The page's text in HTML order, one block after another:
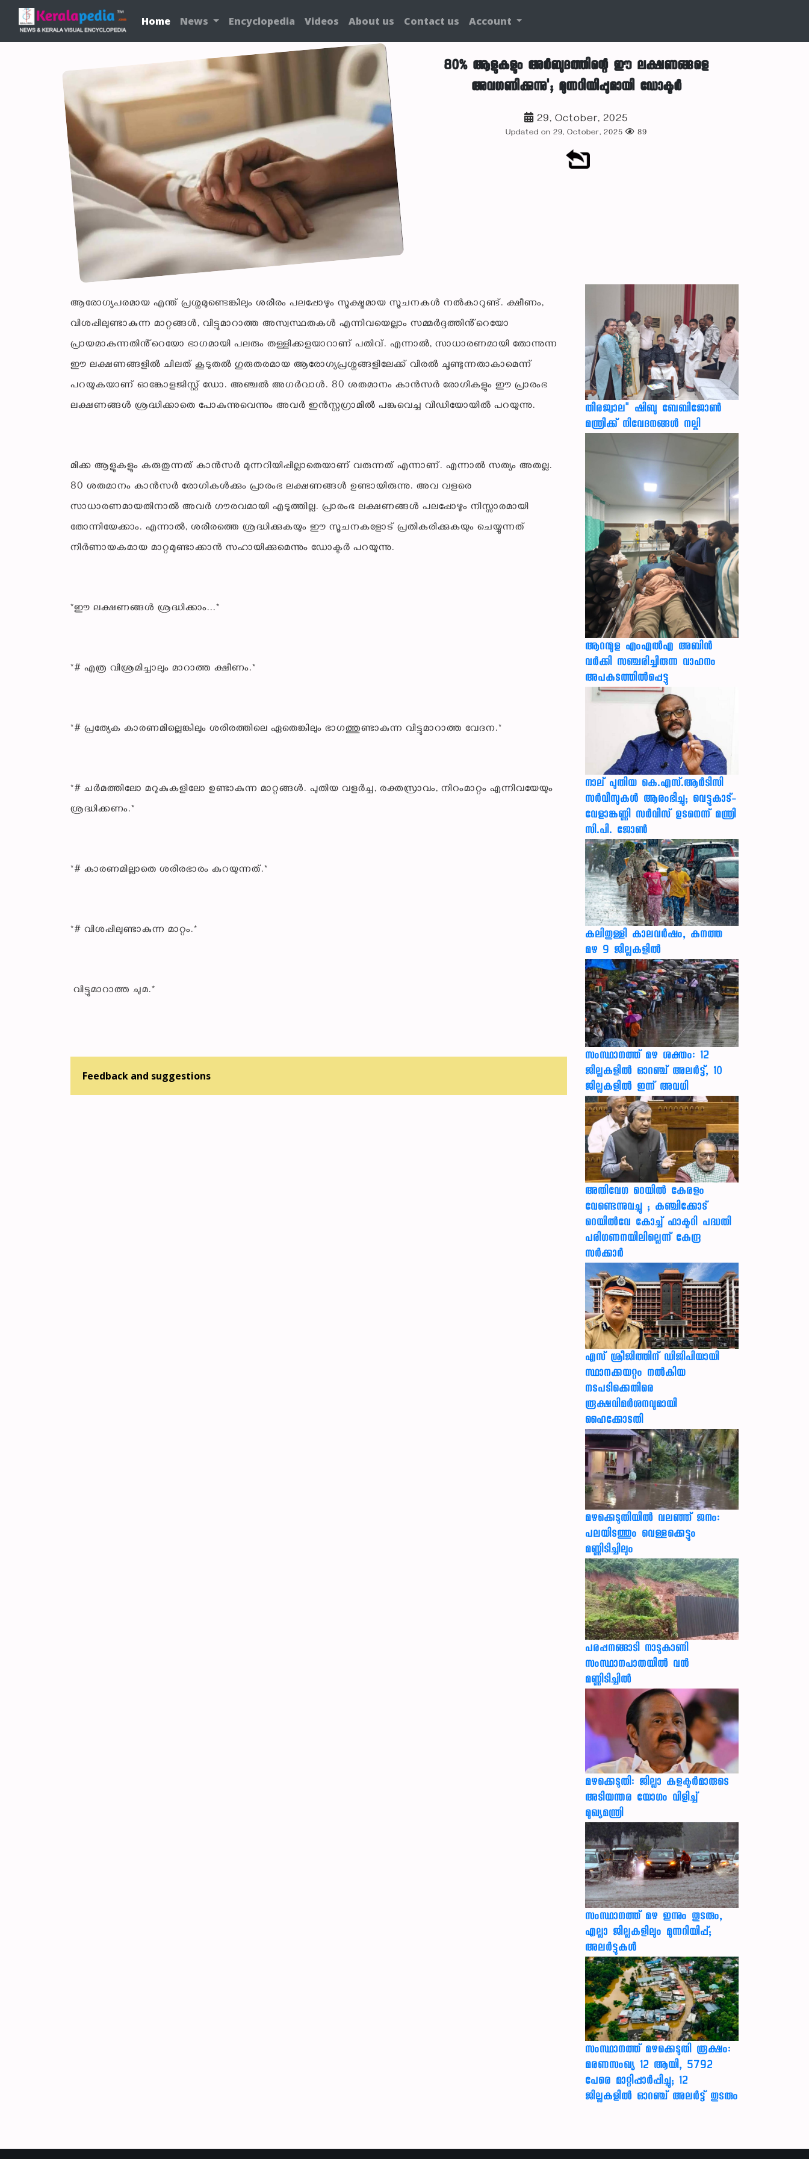
Home News Encyclopedia Videos About us Contact us Account
80% ആളുകളും അർബുദത്തിന്റെ ഈ ലക്ഷണങ്ങളെ
അവഗണിക്കുന്നു'; മുന്നറിയിപ്പുമായി ഡോക്ടർ
29, October, 2025
Updated on 29, October, 2025 89
ആരോഗ്യപരമായ എന്ത് പ്രശ്നമുണ്ടെങ്കിലും ശരീരം പലപ്പോഴും സൂക്ഷ്മമായ സൂചനകൾ നൽകാറുണ്ട്. ക്ഷീണം,
വിശപ്പിലുണ്ടാകുന്ന മാറ്റങ്ങൾ, വിട്ടുമാറാത്ത അസ്വസ്ഥതകൾ എന്നിവയെല്ലാം സമ്മർദ്ദത്തിൻ്റെയോ
പ്രായമാകുന്നതിൻ്റെയോ ഭാഗമായി പലരും തള്ളിക്കളയാറാണ് പതിവ്. എന്നാൽ, സാധാരണമായി തോന്നുന്ന
ഈ ലക്ഷണങ്ങളിൽ ചിലത് കൂടുതൽ ഗുരുതരമായ ആരോഗ്യപ്രശ്നങ്ങളിലേക്ക് വിരൽ ചൂണ്ടുന്നതാകാമെന്ന്
പറയുകയാണ് ഓങ്കോളജിസ്റ്റ് ഡോ. അഞ്ചൽ അഗർവാൾ. 80 ശതമാനം കാൻസർ രോഗികളും ഈ പ്രാരംഭ
ലക്ഷണങ്ങൾ ശ്രദ്ധിക്കാതെ പോകുന്നുവെന്നും അവർ ഇൻസ്റ്റഗ്രാമിൽ പങ്കുവെച്ച വീഡിയോയിൽ പറയുന്നു.
മിക്ക ആളുകളും കരുതുന്നത് കാൻസർ മുന്നറിയിപ്പില്ലാതെയാണ് വരുന്നത് എന്നാണ്. എന്നാൽ സത്യം അതല്ല.
80 ശതമാനം കാൻസർ രോഗികൾക്കും പ്രാരംഭ ലക്ഷണങ്ങൾ ഉണ്ടായിരുന്നു. അവ വളരെ
സാധാരണമായതിനാൽ അവർ ഗൗരവമായി എടുത്തില്ല. പ്രാരംഭ ലക്ഷണങ്ങൾ പലപ്പോഴും നിസ്സാരമായി
തോന്നിയേക്കാം. എന്നാൽ, ശരീരത്തെ ശ്രദ്ധിക്കുകയും ഈ സൂചനകളോട് പ്രതികരിക്കുകയും ചെയ്യുന്നത്
നിർണായകമായ മാറ്റമുണ്ടാക്കാൻ സഹായിക്കുമെന്നും ഡോക്ടർ പറയുന്നു.
*ഈ ലക്ഷണങ്ങൾ ശ്രദ്ധിക്കാം...*
*# എത്ര വിശ്രമിച്ചാലും മാറാത്ത ക്ഷീണം.*
*# പ്രത്യേക കാരണമില്ലെങ്കിലും ശരീരത്തിലെ ഏതെങ്കിലും ഭാഗത്തുണ്ടാകുന്ന വിട്ടുമാറാത്ത വേദന.*
*# ചർമത്തിലോ മറുകുകളിലോ ഉണ്ടാകുന്ന മാറ്റങ്ങൾ. പുതിയ വളർച്ച, രക്തസ്രാവം, നിറംമാറ്റം എന്നിവയേയും
ശ്രദ്ധിക്കണം.*
*# കാരണമില്ലാതെ ശരീരഭാരം കുറയുന്നത്.*
*# വിശപ്പിലുണ്ടാകുന്ന മാറ്റം.*
വിട്ടുമാറാത്ത ചുമ.*
Feedback and suggestions
തീരജ്വാല" ഷിബു ബേബിജോൺ
മന്ത്രിക്ക് നിവേദനങ്ങള്‍ നല്കി
ആറന്മുള എംഎൽഎ അബിൻ
വർക്കി സഞ്ചരിച്ചിരുന്ന വാഹനം
അപകടത്തിൽപ്പെട്ടു
നാല് പുതിയ കെ.എസ്.ആർടിസി
സർവീസുകൾ ആരംഭിച്ചു; വെട്ടുകാട്-
വേളാങ്കണ്ണി സർവീസ് ഉടനെന്ന് മന്ത്രി
സി.പി. ജോൺ
കലിതുള്ളി കാലവർഷം, കനത്ത
മഴ 9 ജില്ലകളിൽ
സംസ്ഥാനത്ത് മഴ ശക്തം: 12
ജില്ലകളിൽ ഓറഞ്ച് അലർട്ട്, 10
ജില്ലകളിൽ ഇന്ന് അവധി
അതിവേഗ റെയിൽ കേരളം
വേണ്ടെന്നുവച്ചു ; കഞ്ചിക്കോട്
റെയിൽവേ കോച്ച് ഫാക്ടറി പദ്ധതി
പരിഗണനയിലില്ലെന്ന് കേന്ദ്ര
സർക്കാർ
എസ് ശ്രീജിത്തിന് ഡിജിപിയായി
സ്ഥാനക്കയറ്റം നൽകിയ
നടപടിക്കെതിരെ
രൂക്ഷവിമർശനവുമായി
ഹൈക്കോടതി
മഴക്കെടുതിയിൽ വലഞ്ഞ് ജനം:
പലയിടത്തും വെള്ളക്കെട്ടും
മണ്ണിടിച്ചിലും
പരപ്പനങ്ങാടി നാടുകാണി
സംസ്ഥാനപാതയില്‍ വന്‍
മണ്ണിടിച്ചില്‍
മഴക്കെടുതി: ജില്ലാ കളക്ടർമാരുടെ
അടിയന്തര യോഗം വിളിച്ച്
മുഖ്യമന്ത്രി
സംസ്ഥാനത്ത് മഴ ഇന്നും തുടരും,
എല്ലാ ജില്ലകളിലും മുന്നറിയിപ്പ്;
അലർട്ടുകൾ
സംസ്ഥാനത്ത് മഴക്കെടുതി രൂക്ഷം:
മരണസംഖ്യ 12 ആയി, 5792
പേരെ മാറ്റിപ്പാർപ്പിച്ചു; 12
ജില്ലകളിൽ ഓറഞ്ച് അലർട്ട് തുടരും